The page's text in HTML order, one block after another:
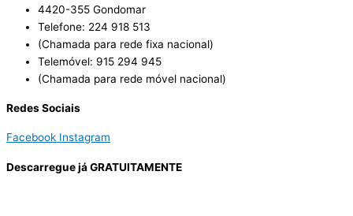
4420-355 Gondomar
Telefone: 224 918 513
(Chamada para rede fixa nacional)
Telemóvel: 915 294 945
(Chamada para rede móvel nacional)
Redes Sociais
Facebook Instagram
Descarregue já GRATUITAMENTE